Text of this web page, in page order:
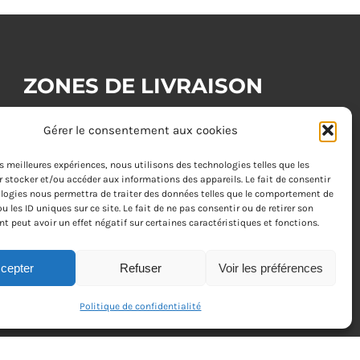
Gérer le consentement aux cookies
meilleures expériences, nous utilisons des technologies telles que les
stocker et/ou accéder aux informations des appareils. Le fait de consentir
nous permettra de traiter des données telles que le comportement de
les ID uniques sur ce site. Le fait de ne pas consentir ou de retirer son
peut avoir un effet négatif sur certaines caractéristiques et fonctions.
Refuser Voir les préférences
Politique de confidentialité
ZONES DE LIVRAISON
Tours
Zone 2 : (commande minimum 30€)
Joué-lès-Tours, Chambray-lès-Tours, La Riche, Saint-
Cyr-sur-Loire, Saint-Pierre-des-Corps, Saint-Avertin
Zone 3 : (commande minimum 40€)
Fondettes